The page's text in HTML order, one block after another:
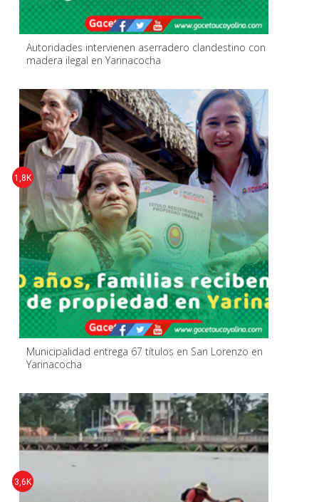
Autoridades intervienen aserradero clandestino con
madera ilegal en Yarinacocha
Municipalidad entrega 67 títulos en San Lorenzo en
Yarinacocha
1,8K
3,6K